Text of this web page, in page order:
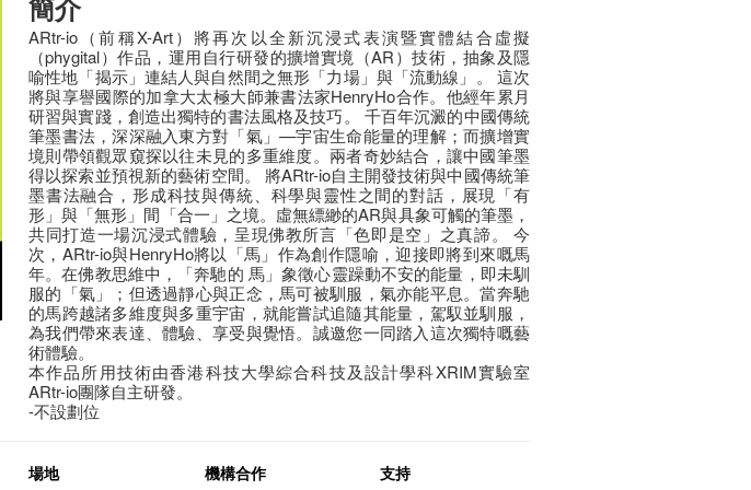
ARtr-io（前稱X-Art）將再次以全新沉浸式表演暨實體結合虛擬
（phygital）作品，運用自行研發的擴增實境（AR）技術，抽象及隱
喻性地「揭示」連結人與自然間之無形「力場」與「流動線」。 這次
將與享譽國際的加拿大太極大師兼書法家HenryHo合作。他經年累月
研習與實踐，創造出獨特的書法風格及技巧。 千百年沉澱的中國傳統
筆墨書法，深深融入東方對「氣」—宇宙生命能量的理解；而擴增實
境則帶領觀眾窺探以往未見的多重維度。兩者奇妙結合，讓中國筆墨
得以探索並預視新的藝術空間。 將ARtr-io自主開發技術與中國傳統筆
墨書法融合，形成科技與傳統、科學與靈性之間的對話，展現「有
形」與「無形」間「合一」之境。虛無縹緲的AR與具象可觸的筆墨，
共同打造一場沉浸式體驗，呈現佛教所言「色即是空」之真諦。 今
次，ARtr-io與HenryHo將以「馬」作為創作隱喻，迎接即將到來嘅馬
年。在佛教思維中，「奔馳的 馬」象徵心靈躁動不安的能量，即未馴
服的「氣」；但透過靜心與正念，馬可被馴服，氣亦能平息。當奔馳
的馬跨越諸多維度與多重宇宙，就能嘗試追隨其能量，駕馭並馴服，
為我們帶來表達、體驗、享受與覺悟。誠邀您一同踏入這次獨特嘅藝
術體驗。
本作品所用技術由香港科技大學綜合科技及設計學科XRIM實驗室
ARtr-io團隊自主研發。
-不設劃位
場地
機構合作
支持